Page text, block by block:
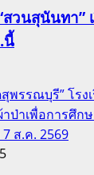
วนสุนันทา”
นี้
พรรณบุรี” โร
ป่าเพื่อการศึก
ส.ค. 2569
5